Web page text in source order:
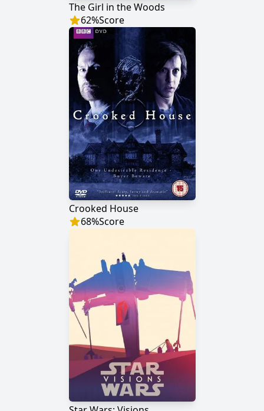
The Girl in the Woods
62%Score
Crooked House
68%Score